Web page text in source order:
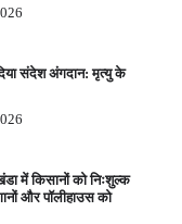
संदेश अंगदान: मृत्यु के
में किसानों को निःशुल्क
और पॉलीहाउस को